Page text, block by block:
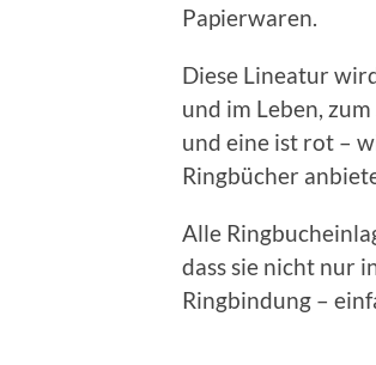
Papierwaren.
Diese Lineatur
und im Leben,
und eine ist rot –
Ringbücher
Alle
dass sie nicht nur
Ringbindung –